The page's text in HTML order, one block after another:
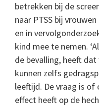
betrekken bij de
naar PTSS bij
en in
kind mee te nemen.
de bevalling, heeft
kunnen zelfs
leeftijd. De vraag is of
effect heeft op de